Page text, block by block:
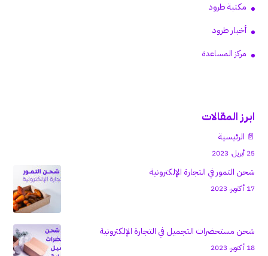
مكتبة طرود
أخبار طرود
مركز المساعدة
ابرز المقالات
📄 الرئيسية
25 أبريل، 2023
شحن التمور في التجارة الإلكترونية
17 أكتوبر، 2023
شحن مستحضرات التجميل في التجارة الإلكترونية
18 أكتوبر، 2023